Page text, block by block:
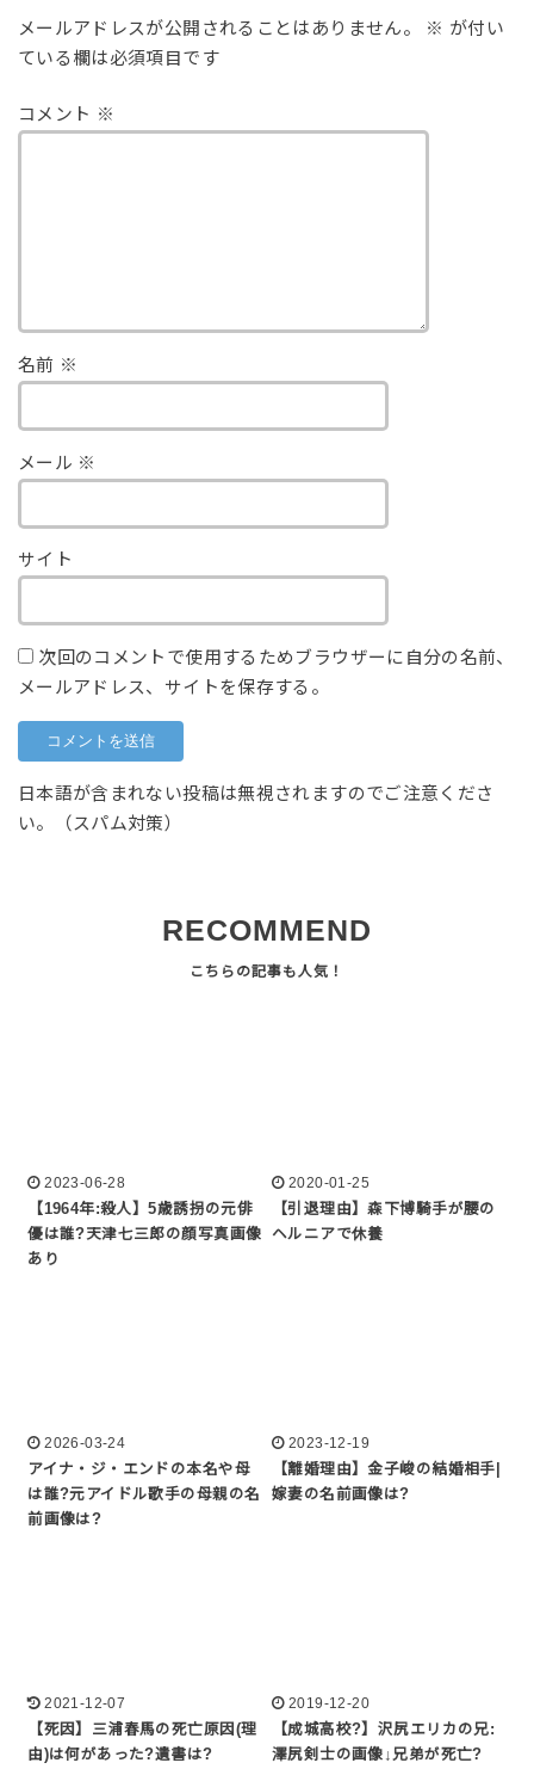
メールアドレスが公開されることはありません。 ※ が付い
ている欄は必須項目です
コメント ※
名前 ※
メール ※
サイト
次回のコメントで使用するためブラウザーに自分の名前、
メールアドレス、サイトを保存する。
日本語が含まれない投稿は無視されますのでご注意くださ
い。（スパム対策）
RECOMMEND
2023-06-28
【1964年:殺人】5歳誘拐の元俳
優は誰?天津七三郎の顔写真画像
あり
2020-01-25
【引退理由】森下博騎手が腰の
ヘルニアで休養
2026-03-24
アイナ・ジ・エンドの本名や母
は誰?元アイドル歌手の母親の名
前画像は?
2023-12-19
【離婚理由】金子峻の結婚相手|
嫁妻の名前画像は?
2021-12-07
【死因】三浦春馬の死亡原因(理
由)は何があった?遺書は?
2019-12-20
【成城高校?】沢尻エリカの兄:
澤尻剣士の画像↓兄弟が死亡?